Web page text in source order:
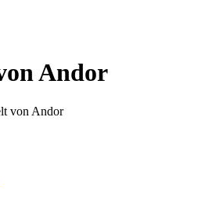
Andor
von Andor